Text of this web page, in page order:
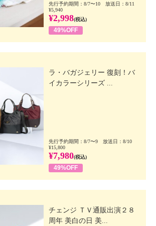
先行予約期間：8/7〜10 放送日：8/11
¥5,940
¥2,998(税込)
49%OFF
ラ・バガジェリー 復刻！バ
イカラーシリーズ ...
先行予約期間：8/7〜9 放送日：8/10
¥15,800
¥7,980(税込)
49%OFF
チェンジ ＴＶ通販出演２８
周年 美白の日 美...